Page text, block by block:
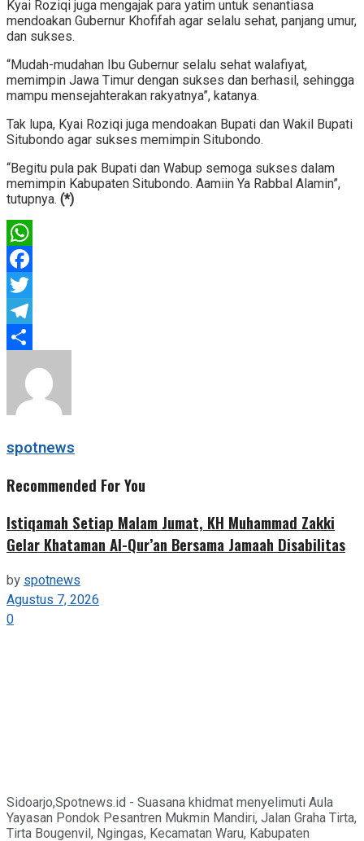
Kyai Roziqi juga mengajak para yatim untuk senantiasa
mendoakan Gubernur Khofifah agar selalu sehat, panjang umur,
dan sukses.
“Mudah-mudahan Ibu Gubernur selalu sehat walafiyat,
memimpin Jawa Timur dengan sukses dan berhasil, sehingga
mampu mensejahterakan rakyatnya”, katanya.
Tak lupa, Kyai Roziqi juga mendoakan Bupati dan Wakil Bupati
Situbondo agar sukses memimpin Situbondo.
“Begitu pula pak Bupati dan Wabup semoga sukses dalam
memimpin Kabupaten Situbondo. Aamiin Ya Rabbal Alamin”,
tutupnya. (*)
WhatsApp
Facebook
Twitter
Telegram
Share
spotnews
Recommended For You
Istiqamah Setiap Malam Jumat, KH Muhammad Zakki
Gelar Khataman Al-Qur’an Bersama Jamaah Disabilitas
by spotnews
Agustus 7, 2026
0
Sidoarjo,Spotnews.id - Suasana khidmat menyelimuti Aula
Yayasan Pondok Pesantren Mukmin Mandiri, Jalan Graha Tirta,
Tirta Bougenvil, Ngingas, Kecamatan Waru, Kabupaten